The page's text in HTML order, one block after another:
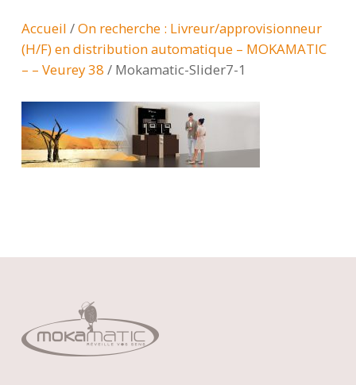
Accueil /On recherche : Livreur/approvisionneur
(H/F) en distribution automatique – MOKAMATIC
– – Veurey 38 / Mokamatic-Slider7-1